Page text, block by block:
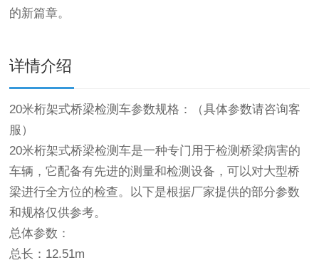
的新篇章。
详情介绍
20米桁架式桥梁检测车参数规格：（具体参数请咨询客
服）
20米桁架式桥梁检测车是一种专门用于检测桥梁病害的
车辆，它配备有先进的测量和检测设备，可以对大型桥
梁进行全方位的检查。以下是根据厂家提供的部分参数
和规格仅供参考。
总体参数：
总长：12.51m